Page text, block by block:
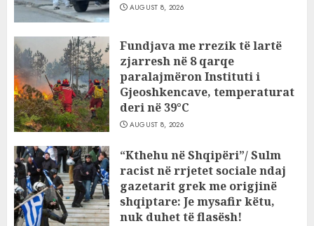
AUGUST 8, 2026
Fundjava me rrezik të lartë
zjarresh në 8 qarqe
paralajmëron Instituti i
Gjeoshkencave, temperaturat
deri në 39°C
AUGUST 8, 2026
“Kthehu në Shqipëri”/ Sulm
racist në rrjetet sociale ndaj
gazetarit grek me origjinë
shqiptare: Je mysafir këtu,
nuk duhet të flasësh!